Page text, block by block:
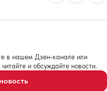
в нашем Дзен-канале или
и обсуждайте новости.